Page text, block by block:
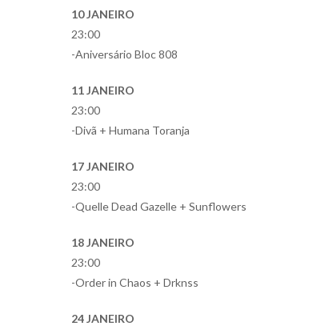
10 JANEIRO
23:00
-Aniversário Bloc 808
11 JANEIRO
23:00
-Divã + Humana Toranja
17 JANEIRO
23:00
-Quelle Dead Gazelle + Sunflowers
18 JANEIRO
23:00
-Order in Chaos + Drknss
24 JANEIRO